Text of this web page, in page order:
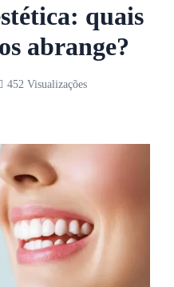
quais
abrange?
452 Visualizações